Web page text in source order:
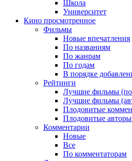
Школа
Университет
Кино просмотренное
Фильмы
Новые впечатления
По названиям
По жанрам
По годам
В порядке
Рейтинги
Лучшие фильмы
Лучшие фильмы
Плодовитые
Плодовитые
Комментарии
Новые
Все
По комментаторам